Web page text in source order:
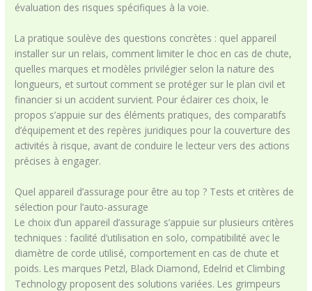
évaluation des risques spécifiques à la voie.
La pratique soulève des questions concrètes : quel appareil
installer sur un relais, comment limiter le choc en cas de chute,
quelles marques et modèles privilégier selon la nature des
longueurs, et surtout comment se protéger sur le plan civil et
financier si un accident survient. Pour éclairer ces choix, le
propos s’appuie sur des éléments pratiques, des comparatifs
d’équipement et des repères juridiques pour la couverture des
activités à risque, avant de conduire le lecteur vers des actions
précises à engager.
Quel appareil d’assurage pour être au top ? Tests et critères de
sélection pour l’auto-assurage
Le choix d’un appareil d’assurage s’appuie sur plusieurs critères
techniques : facilité d’utilisation en solo, compatibilité avec le
diamètre de corde utilisé, comportement en cas de chute et
poids. Les marques Petzl, Black Diamond, Edelrid et Climbing
Technology proposent des solutions variées. Les grimpeurs